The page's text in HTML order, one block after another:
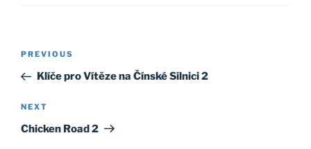
Post
Previous
Post
PREVIOUS
Klíče pro Vítěze na Čínské Silnici 2
Next
Post
NEXT
Chicken Road 2